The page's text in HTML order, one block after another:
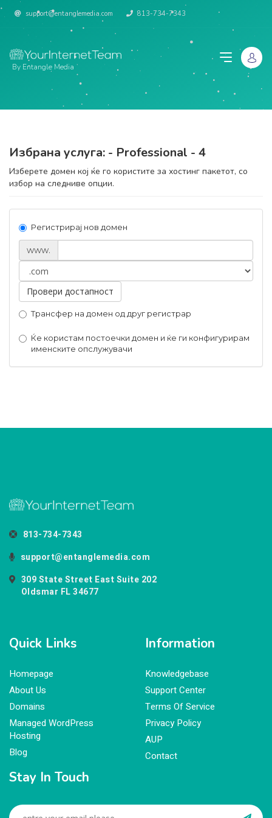
support@entanglemedia.com 813-734-7343
By Entangle Media
Избрана услуга: - Professional - 4
Изберете домен кој ќе го користите за хостинг пакетот, со
избор на следниве опции.
Регистрирај нов домен
www.
Трансфер на домен од друг регистрар
Ќе користам постоечки домен и ќе ги конфигурирам
именските опслужувачи
813-734-7343
support@entanglemedia.com
309 State Street East Suite 202
Oldsmar FL 34677
Quick Links
Homepage
About Us
Domains
Managed WordPress
Hosting
Blog
Information
Knowledgebase
Support Center
Terms Of Service
Privacy Policy
AUP
Contact
Stay In Touch